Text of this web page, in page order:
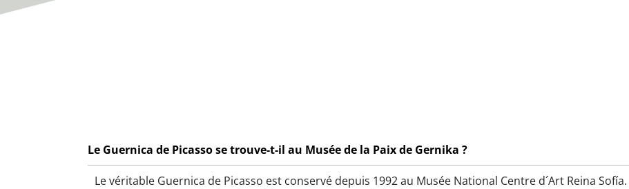
Le Guernica de Picasso se trouve-t-il au Musée de la Paix de Gernika ?
Le véritable Guernica de Picasso est conservé depuis 1992 au Musée National Centre d´Art Reina